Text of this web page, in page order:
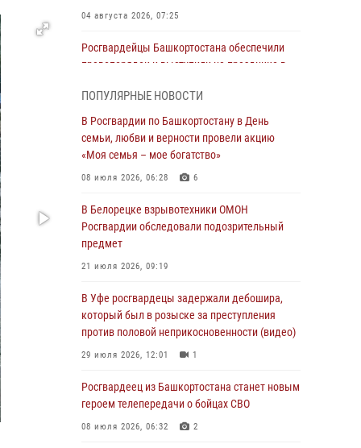
04 августа 2026, 07:25
Росгвардейцы Башкортостана обеспечили
правопорядок и выступили на празднике в
За героями - будущее: В Башкортостане
стартовала акция Росгвардии "Письмо
В Башкирии росгвардейцы провели
волейбольный турнир на открытом воздухе
03 августа 2026, 04:29
В Уфе росгвардейцы по горячим следам
задержали подозреваемого в открытом
хищении из аптеки (видео)
03 августа 2026, 04:15
Начальник отделения учёта и
комплектования Росгвардии Башкортостана
ответил на вопросы граждан
ПОПУЛЯРНЫЕ НОВОСТИ
В Росгвардии по Башкортостану в День
семьи, любви и верности провели акцию
«Моя семья – мое богатство»
08 июля 2026, 06:28 6
В Белорецке взрывотехники ОМОН
Росгвардии обследовали подозрительный
предмет
21 июля 2026, 09:19
В Уфе росгвардецы задержали дебошира,
который был в розыске за преступления
против половой неприкосновенности (видео)
29 июля 2026, 12:01 1
Росгвардеец из Башкортостана станет новым
героем телепередачи о бойцах СВО
08 июля 2026, 06:32 2